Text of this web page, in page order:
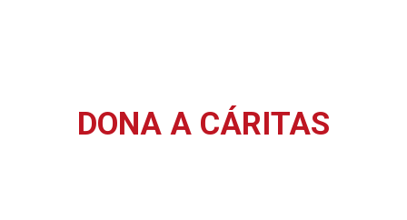
DONA A CÁRITAS